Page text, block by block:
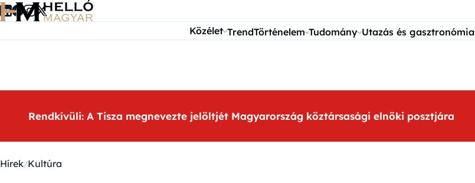
Ugrás a tartalomra
Közélet TrendTörténelem Tudomány Utazás és gasztronómia
Rendkívüli: A Tisza megnevezte jelöltjét Magyarország köztársasági elnöki posztjára
Hírek Kultúra